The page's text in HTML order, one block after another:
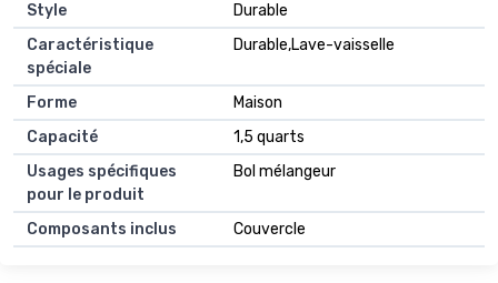
Style
Durable
Caractéristique
spéciale
Durable,Lave-vaisselle
Forme
Maison
Capacité
1,5 quarts
Usages spécifiques
pour le produit
Bol mélangeur
Composants inclus Couvercle